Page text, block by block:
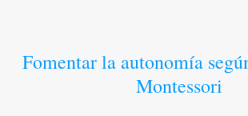
Fomentar la autonomía
Montessori